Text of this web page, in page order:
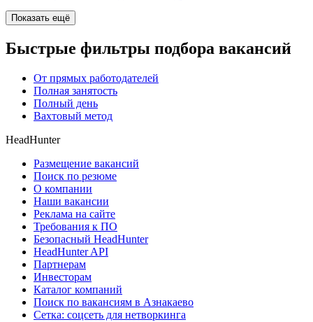
Показать ещё
Быстрые фильтры подбора вакансий
От прямых работодателей
Полная занятость
Полный день
Вахтовый метод
HeadHunter
Размещение вакансий
Поиск по резюме
О компании
Наши вакансии
Реклама на сайте
Требования к ПО
Безопасный HeadHunter
HeadHunter API
Партнерам
Инвесторам
Каталог компаний
Поиск по вакансиям в Азнакаево
Сетка: соцсеть для нетворкинга